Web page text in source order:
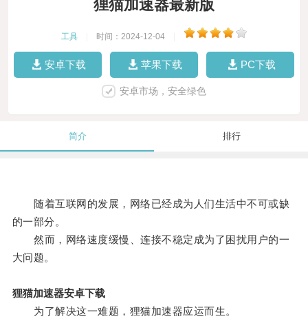
狸猫加速器最新版
工具 时间：2024-12-04
安卓下载 苹果下载 PC下载
安卓市场，安全绿色
简介 排行
随着互联网的发展，网络已经成为人们生活中不可或缺
的一部分。
然而，网络速度缓慢、连接不稳定成为了困扰用户的一
大问题。
狸猫加速器安卓下载
为了解决这一难题，狸猫加速器应运而生。